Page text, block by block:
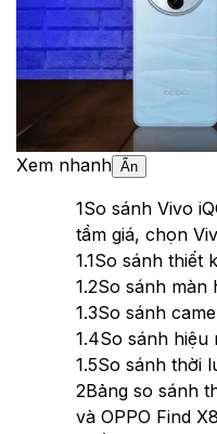
Xem nhanh Ẩn
1So sánh Vivo
tầm giá, chọn
1.1So sánh thiết
1.2So sánh màn
1.3So sánh
1.4So sánh hiệu
1.5So sánh thời
2Bảng so sánh
và OPPO Find X8